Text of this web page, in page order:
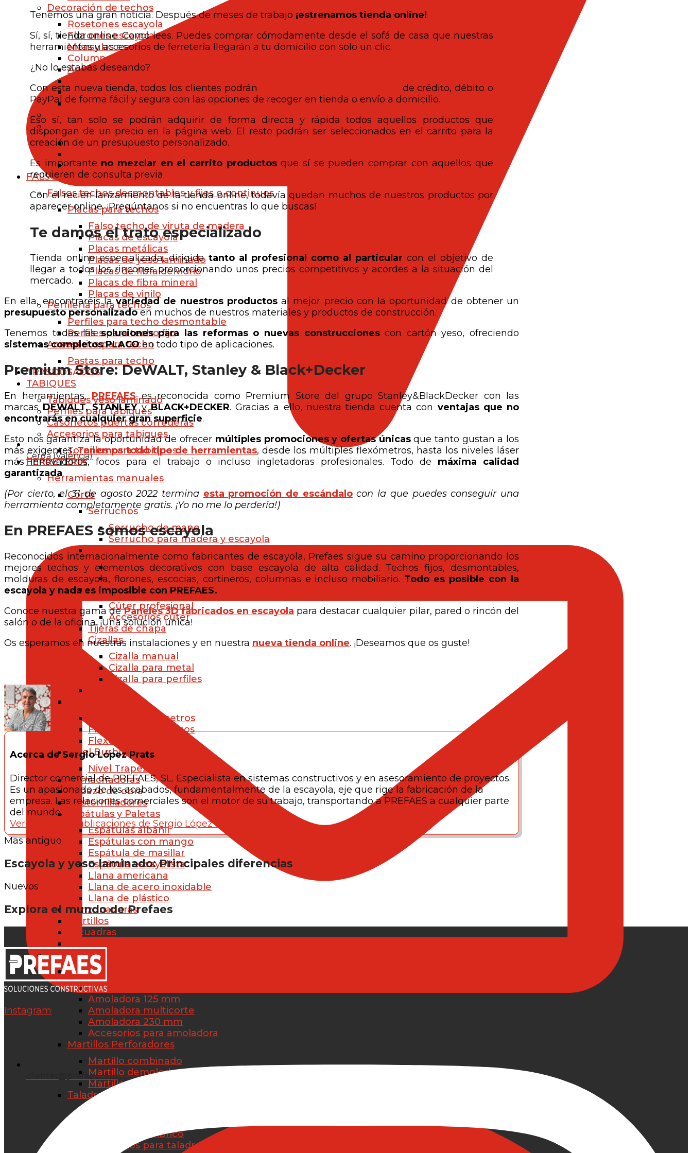
Cerdà (Valencia)
clientes@prefaes.com
Decoración de techos
Rosetones escayola
Florones escayola
Ménsulas escayola
Columnas de escayola
Apliques de escayola
Vigas de escayola
Piezas de escayola a medida
Paneles 3D escayola
Accesorios de escayola
Trampillas de escayola
Herramientas para escayola
FALSOS TECHOS
Falsos techos desmontables y fijos o continuos
Placas para techos
Falso techo de viruta de madera
Placas de escayola
Placas metálicas
Placas de yeso laminado
Placas de fibra de vidrio
Placas de fibra mineral
Placas de vinilo
Perfilería para techos
Perfiles para techo desmontable
Perfiles para techo fijo
Accesorios para techo
Pastas para techo
TRASDOSADOS
TABIQUES
Tabiques yeso laminado
Perfiles para tabiques
Casonetos puertas correderas
Accesorios para tabiques
Tornillos para tabiques
FERRETERÍA
Herramientas manuales
Corte
Serruchos
Serrucho de mano
Serrucho para madera y escayola
Sierra de arco
Sierra arco metal
Sierra arco madera
Cúter
Cúter profesional
Accesorios cúter
Tijeras de chapa
Cizallas
Cizalla manual
Cizalla para metal
Cizalla para perfiles
Flexómetros 3 metros
Flexómetros 5 metros
Flexómetros 8 metros
Nivel Burbuja
Nivel Trapezoidal
Remachadoras
Capazo de obra
Destornilladores
Espátulas y Paletas
Espátulas albañil
Espátulas con mango
Espátula de masillar
Espátula escayolista
Llana americana
Llana de acero inoxidable
Llana de plástico
Punzonadoras
Martillos
Escuadras
Maquinaria
Amoladoras y radiales
Amoladora 115 mm
Amoladora 125 mm
Amoladora multicorte
Amoladora 230 mm
Accesorios para amoladora
Martillos Perforadores
Martillo combinado
Martillo demoledor
Martillos neumáticos
Taladros eléctricos
Taladro inalámbrico
Accesorios para taladros
Tenemos una gran noticia. Después de meses de trabajo ¡estrenamos tienda online!
Sí, sí, tienda online. Como lees. Puedes comprar cómodamente desde el sofá de casa que nuestras
herramientas y accesorios de ferretería llegarán a tu domicilio con solo un clic.
¿No lo estabas deseando?
Con esta nueva tienda, todos los clientes podrán
de crédito, débito o
PayPal de forma fácil y segura con las opciones de recoger en tienda o envío a domicilio.
Eso sí, tan solo se podrán adquirir de forma directa y rápida todos aquellos productos que
dispongan de un precio en la página web. El resto podrán ser seleccionados en el carrito para la
creación de un presupuesto personalizado.
Es importante no mezclar en el carrito productosque sí se pueden comprar con aquellos que
requieren de consulta previa.
Con el recién lanzamiento de la tienda online, todavía quedan muchos de nuestros productos por
aparecer online. ¡Pregúntanos si no encuentras lo que buscas!
Te damos el trato especializado
Tienda online especializada, dirigida tanto al profesional como al particular con el objetivo de
llegar a todos los rincones proporcionando unos precios competitivos y acordes a la situación del
mercado.
En ella, encontraréis lavariedad de nuestros productosal mejor precio con la oportunidad de obtener un
presupuesto personalizadoen muchos de nuestros materiales y productos de construcción.
Tenemos todas lassoluciones para las reformas o nuevas construccionescon cartón yeso, ofreciendo
sistemas completos PLACOen todo tipo de aplicaciones.
Premium Store: DeWALT, Stanley & Black+Decker
En herramientas,PREFAES es reconocida como Premium Store del grupo Stanley&BlackDecker con las
marcas DEWALT, STANLEYyBLACK+DECKER. Gracias a ello, nuestra tienda cuenta con ventajas que no
encontrarás en cualquier gran superficie.
Esto nos garantiza la oportunidad de ofrecer múltiples promociones y ofertas únicasque tanto gustan a los
más exigentes.Tenemos todo tipo de herramientas, desde los múltiples flexómetros, hasta los niveles láser
más innovadores, focos para el trabajo o incluso ingletadoras profesionales. Todo de máxima calidad
garantizada.
(Por cierto, el 31 de agosto 2022 termina esta promoción de escándalocon la que puedes conseguir una
herramienta completamente gratis. ¡Yo no me lo perdería!)
En PREFAES somos escayola
Reconocidos internacionalmente como fabricantes de escayola, Prefaes sigue su camino proporcionando los
mejores techos y elementos decorativos con base escayola de alta calidad. Techos fijos, desmontables,
molduras de escayola, florones, escocias, cortineros, columnas e incluso mobiliario. Todo es posible con la
escayola y nada es imposible con PREFAES.
Conoce nuestra gama dePaneles 3D fabricados en escayola para destacar cualquier pilar, pared o rincón del
salón o de la oficina. ¡Una solución única!
Os esperamos en nuestras instalaciones y en nuestra nueva tienda online. ¡Deseamos que os guste!
Acerca de Sergio López Prats
Director comercial de PREFAES, SL. Especialista en sistemas constructivos y en asesoramiento de proyectos.
Es un apasionado de los acabados, fundamentalmente de la escayola, eje que rige la fabricación de la
empresa. Las relaciones comerciales son el motor de su trabajo, transportando a PREFAES a cualquier parte
del mundo.
Ver todas las publicaciones de Sergio López Prats
Mas antiguo
Escayola y yeso laminado: Principales diferencias
Nuevos
Explora el mundo de Prefaes
Instagram